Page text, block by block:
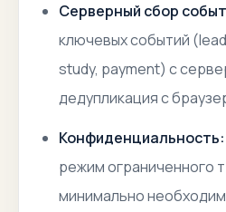
Серверный сбор
ключевых событий
study, payment) с
дедупликация с
Конфиденциальность:
режим ограниченного
минимально